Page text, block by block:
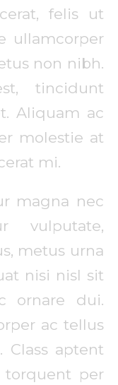
felis ut
ullamcorper
non nibh.
tincidunt
Aliquam ac
molestie at
mi.
magna nec
vulputate,
metus urna
nisi nisl sit
ornare dui.
ac tellus
Class aptent
torquent per